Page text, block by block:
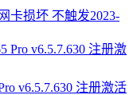
卡损坏 不触发2023-
v6.5.7.630 注册激活